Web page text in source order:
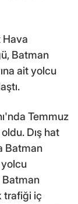
Hava
Batman
ait yolcu
Temmuz
Dış hat
Batman
Batman
trafiği iç